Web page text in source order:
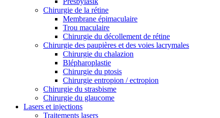
Chirurgie de la rétine
Membrane épimaculaire
Trou maculaire
Chirurgie du décollement de rétine
Chirurgie des paupières et des voies lacrymales
Chirurgie du chalazion
Blépharoplastie
Chirurgie du ptosis
Chirurgie entropion / ectropion
Chirurgie du strasbisme
Chirurgie du glaucome
Lasers et injections
Traitements lasers